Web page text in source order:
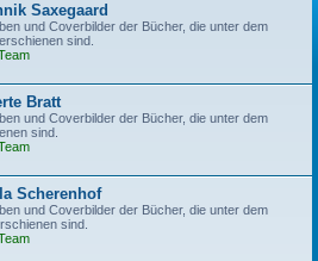
Saxegaard
und Coverbilder der Bücher, die unter dem
sind.
Bratt
und Coverbilder der Bücher, die unter dem
sind.
Scherenhof
und Coverbilder der Bücher, die unter dem
sind.